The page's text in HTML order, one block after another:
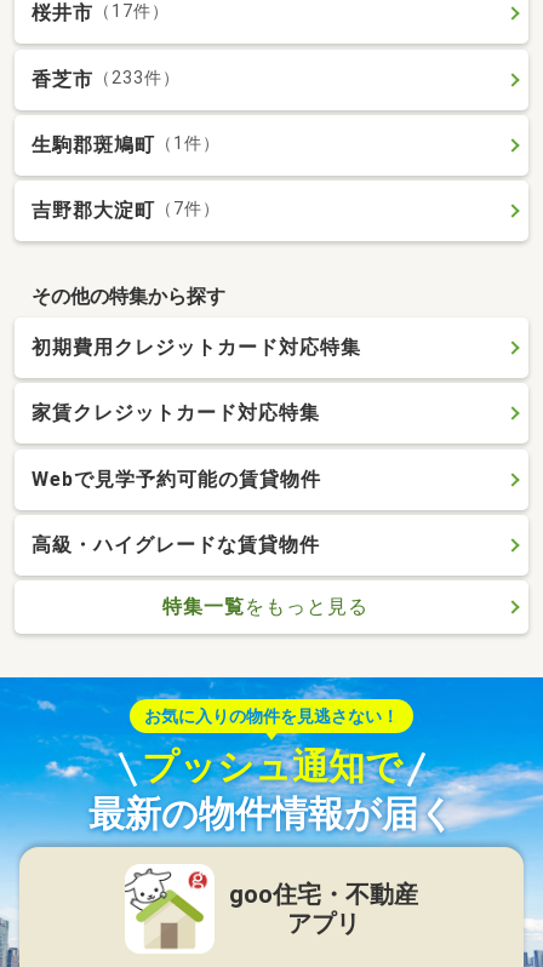
桜井市 （17件）
香芝市 （233件）
生駒郡斑鳩町 （1件）
吉野郡大淀町 （7件）
その他の特集から探す
初期費用クレジットカード対応特集
家賃クレジットカード対応特集
Webで見学予約可能の賃貸物件
高級・ハイグレードな賃貸物件
特集一覧をもっと見る
お気に入りの物件を見逃さない！
プッシュ通知で
最新の物件情報が届く
goo住宅・不動産
アプリ